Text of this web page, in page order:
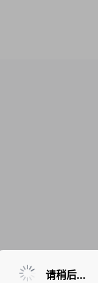
暂无课程，敬请期待
请稍后...